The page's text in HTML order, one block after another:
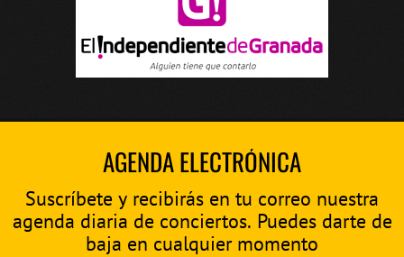
AGENDA ELECTRÓNICA
Suscríbete y recibirás en tu correo nuestra
agenda diaria de conciertos. Puedes darte de
baja en cualquier momento